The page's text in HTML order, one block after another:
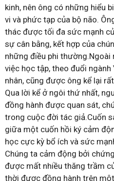
kinh, nên ông có những hiểu
vi và phức tạp của bộ não.
thác được tối đa sức mạnh
sự cân bằng, kết hợp của
những điều phi thường.Ngoài
việc học tập, theo đuổi ngành
nhân, cũng được ông kể lại
Qua lời kể ở ngôi thứ nhất,
đồng hành được quan sát,
trong cuộc đời tác giả.Cuốn
giữa một cuốn hồi ký cảm
học cực kỳ bổ ích và sức
Chúng ta cảm động bởi
được mất nhiều thăng trầm
thời được đồng hành trên